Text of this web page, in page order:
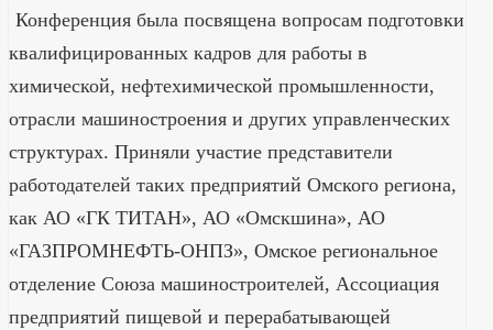
Конференция была посвящена вопросам подготовки
квалифицированных кадров для работы в
химической, нефтехимической промышленности,
отрасли машиностроения и других управленческих
структурах. Приняли участие представители
работодателей таких предприятий Омского региона,
как АО «ГК ТИТАН», АО «Омскшина», АО
«ГАЗПРОМНЕФТЬ-ОНПЗ», Омское региональное
отделение Союза машиностроителей, Ассоциация
предприятий пищевой и перерабатывающей